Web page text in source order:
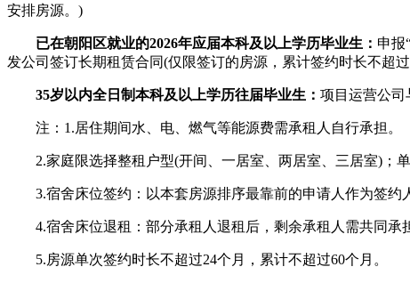
安排房源。)
已在朝阳区就业的2026年应届本科及以上学历毕业生： 申报
发公司签订长期租赁合同(仅限签订的房源，累计签约时长不超过
35岁以内全日制本科及以上学历往届毕业生： 项目运营公司
注：1.居住期间水、电、燃气等能源费需承租人自行承担。
2.家庭限选择整租户型(开间、一居室、两居室、三居室)；单
3.宿舍床位签约：以本套房源排序最靠前的申请人作为签约
4.宿舍床位退租：部分承租人退租后，剩余承租人需共同承
5.房源单次签约时长不超过24个月，累计不超过60个月。